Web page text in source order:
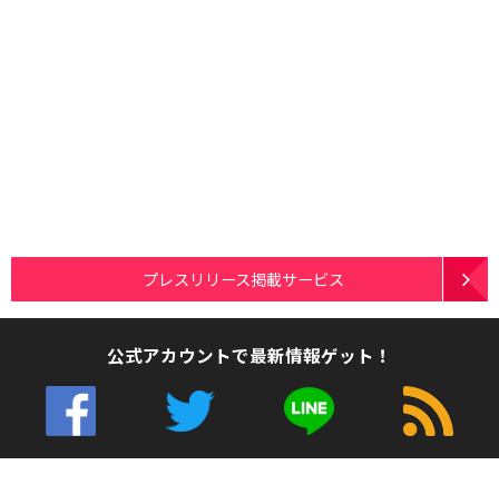
プレスリリース掲載サービス
公式アカウントで最新情報ゲット！